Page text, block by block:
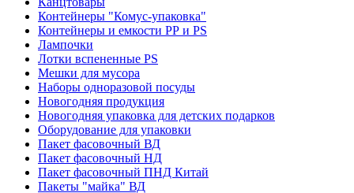
Контейнеры "Комус-упаковка"
Контейнеры и емкости РР и PS
Лампочки
Лотки вспененные PS
Мешки для мусора
Наборы одноразовой посуды
Новогодняя продукция
Новогодняя упаковка для детских подарков
Оборудование для упаковки
Пакет фасовочный ВД
Пакет фасовочный НД
Пакет фасовочный ПНД Китай
Пакеты "майка" ВД